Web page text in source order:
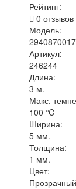
Рейтинг:
0 отзывов
Модель:
Артикул:
246244
Длина:
3 м.
Макс.
100 ℃
Ширина:
5 мм.
Толщина:
1 мм.
Цвет:
Прозрачный